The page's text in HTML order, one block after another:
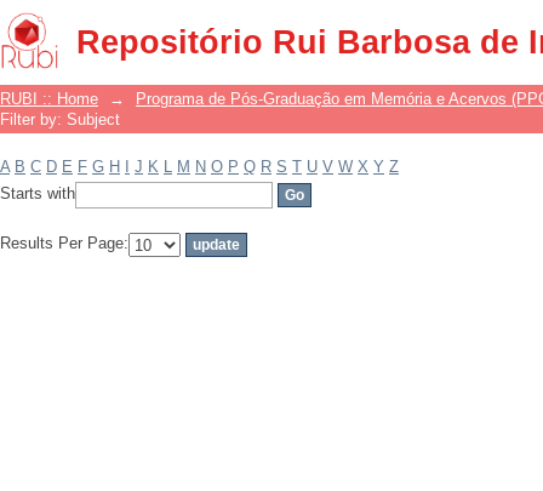
Repositório Rui Barbosa de
Filter by: Subject
RUBI :: Home →
Programa de Pós-Graduação em Memória e Acervos
Filter by: Subject
A B C D E F G H J K L M N O P Q R S T U V W X Y Z
Starts with
Results Per Page: